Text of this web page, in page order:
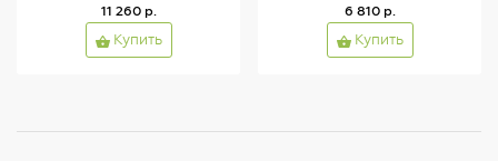
11 260 р.
Купить
6 810 р.
Купить